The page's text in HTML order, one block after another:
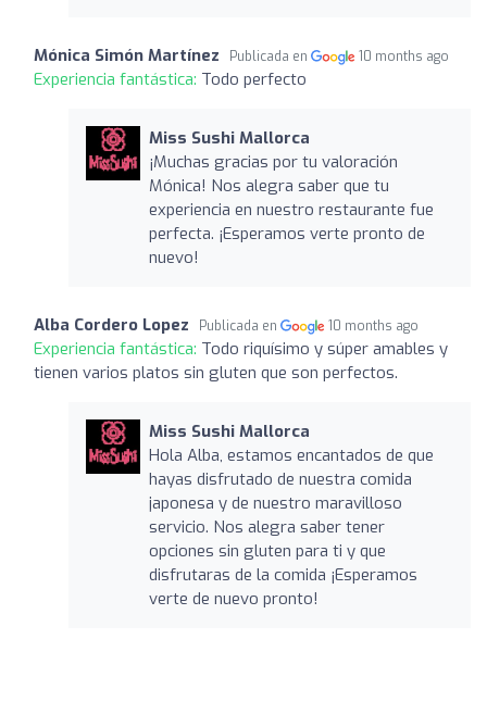
Mónica Simón Martínez Publicada en 10 months ago
Experiencia fantástica: Todo perfecto
Miss Sushi Mallorca
¡Muchas gracias por tu valoración
Mónica! Nos alegra saber que tu
experiencia en nuestro restaurante fue
perfecta. ¡Esperamos verte pronto de
nuevo!
Alba Cordero Lopez Publicada en 10 months ago
Experiencia fantástica: Todo riquísimo y súper amables y
tienen varios platos sin gluten que son perfectos.
Miss Sushi Mallorca
Hola Alba, estamos encantados de que
hayas disfrutado de nuestra comida
japonesa y de nuestro maravilloso
servicio. Nos alegra saber tener
opciones sin gluten para ti y que
disfrutaras de la comida ¡Esperamos
verte de nuevo pronto!